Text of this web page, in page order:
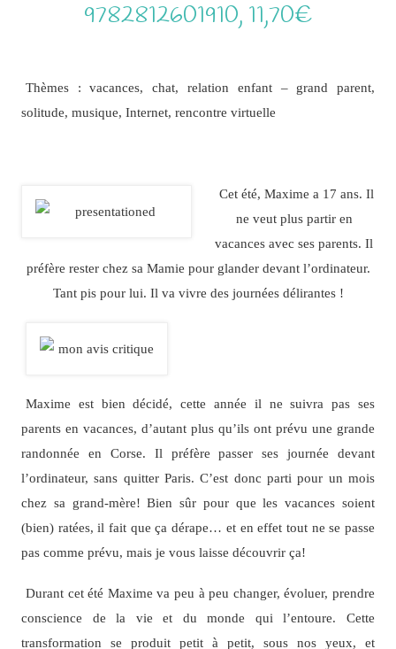
9782812601910, 11,70€
Thèmes : vacances, chat, relation enfant – grand parent,
solitude, musique, Internet, rencontre virtuelle
Cet été, Maxime a 17 ans. Il
ne veut plus partir en
vacances avec ses parents. Il
préfère rester chez sa Mamie pour glander devant l’ordinateur.
Tant pis pour lui. Il va vivre des journées délirantes !
Maxime est bien décidé, cette année il ne suivra pas ses
parents en vacances, d’autant plus qu’ils ont prévu une grande
randonnée en Corse. Il préfère passer ses journée devant
l’ordinateur, sans quitter Paris. C’est donc parti pour un mois
chez sa grand-mère! Bien sûr pour que les vacances soient
(bien) ratées, il fait que ça dérape… et en effet tout ne se passe
pas comme prévu, mais je vous laisse découvrir ça!
Durant cet été Maxime va peu à peu changer, évoluer, prendre
conscience de la vie et du monde qui l’entoure. Cette
transformation se produit petit à petit, sous nos yeux, et